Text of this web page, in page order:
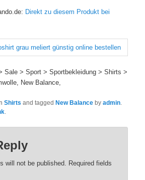
Direkt zu diesem Produkt bei
Sale > Sport > Sportbekleidung > Shirts >
New Balance,
Shirts and taggedNew Balance byadmin.
.
will not be published. Required fields